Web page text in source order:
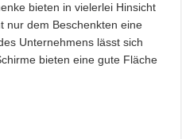
bieten in vielerlei Hinsicht
nur dem Beschenkten eine
Unternehmens lässt sich
bieten eine gute Fläche